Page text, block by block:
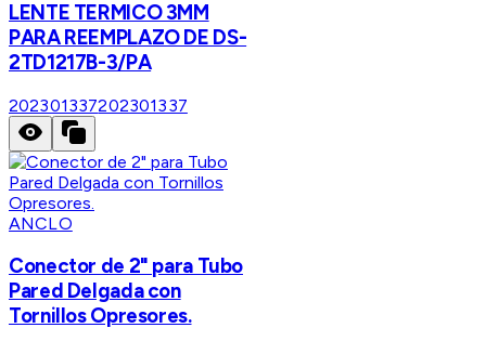
LENTE TERMICO 3MM
PARA REEMPLAZO DE DS-
2TD1217B-3/PA
202301337202301337
ANCLO
Conector de 2" para Tubo
Pared Delgada con
Tornillos Opresores.